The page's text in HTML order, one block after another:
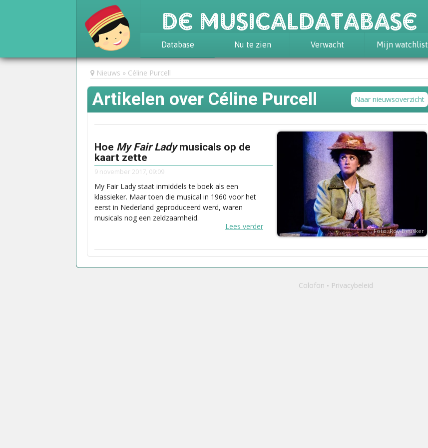
De Musicaldatabase
Database
Achtergrond
Awards
Statistieken
Nu te zien Verwacht Mijn watchlist
Nieuws Céline Purcell
Artikelen over Céline Purcell Naar nieuwsoverzicht
Foto: Roy Beusker
Hoe My Fair Ladymusicals op de
kaart zette
9 november 2017, 09:09
My Fair Lady staat inmiddels te boek als een
klassieker. Maar toen die musical in 1960 voor het
eerst in Nederland geproduceerd werd, waren
musicals nog een zeldzaamheid.
Lees verder
Colofon Privacybeleid